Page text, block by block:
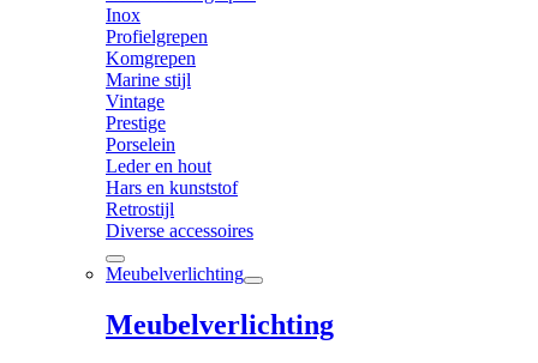
Inox
Profielgrepen
Komgrepen
Marine stijl
Vintage
Prestige
Porselein
Leder en hout
Hars en kunststof
Retrostijl
Diverse accessoires
Meubelverlichting
Meubelverlichting